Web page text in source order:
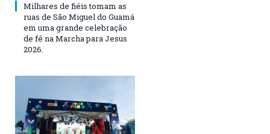
Milhares de fiéis tomam as
ruas de São Miguel do Guamá
em uma grande celebração
de fé na Marcha para Jesus
2026.